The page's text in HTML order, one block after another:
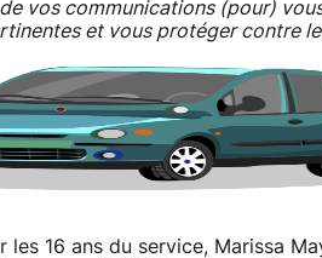
vos communications (pour)
et vous protéger contre
les 16 ans du service, Marissa